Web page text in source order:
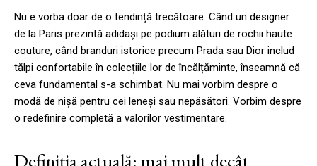
Nu e vorba doar de o tendință trecătoare. Când un designer
de la Paris prezintă adidași pe podium alături de rochii haute
couture, când branduri istorice precum Prada sau Dior includ
tălpi confortabile în colecțiile lor de încălțăminte, înseamnă că
ceva fundamental s-a schimbat. Nu mai vorbim despre o
modă de nișă pentru cei leneși sau nepăsători. Vorbim despre
o redefinire completă a valorilor vestimentare.
Definiția actuală: mai mult decât